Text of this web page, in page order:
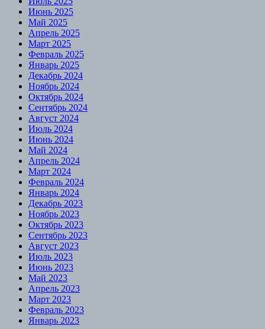
Июнь 2025
Май 2025
Апрель 2025
Март 2025
Февраль 2025
Январь 2025
Декабрь 2024
Ноябрь 2024
Октябрь 2024
Сентябрь 2024
Август 2024
Июль 2024
Июнь 2024
Май 2024
Апрель 2024
Март 2024
Февраль 2024
Январь 2024
Декабрь 2023
Ноябрь 2023
Октябрь 2023
Сентябрь 2023
Август 2023
Июль 2023
Июнь 2023
Май 2023
Апрель 2023
Март 2023
Февраль 2023
Январь 2023